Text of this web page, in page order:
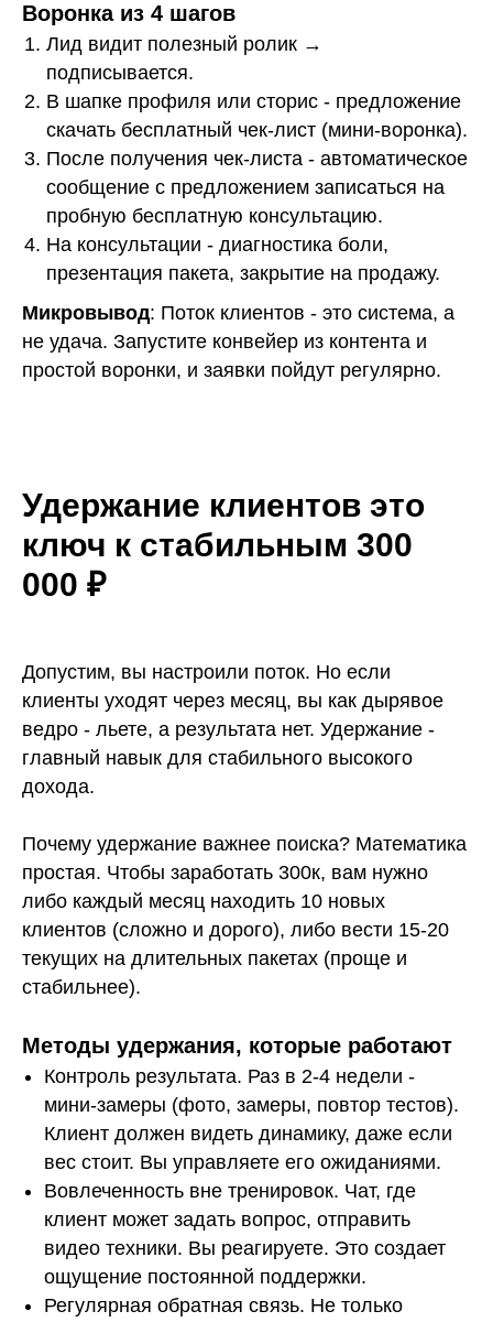
Воронка из 4 шагов
Лид видит полезный ролик →
подписывается.
В шапке профиля или сторис - предложение
скачать бесплатный чек-лист (мини-воронка).
После получения чек-листа - автоматическое
сообщение с предложением записаться на
пробную бесплатную консультацию.
На консультации - диагностика боли,
презентация пакета, закрытие на продажу.
Микровывод: Поток клиентов - это система, а
не удача. Запустите конвейер из контента и
простой воронки, и заявки пойдут регулярно.
Удержание клиентов это
ключ к стабильным 300
000 ₽
Допустим, вы настроили поток. Но если
клиенты уходят через месяц, вы как дырявое
ведро - льете, а результата нет. Удержание -
главный навык для стабильного высокого
дохода.
Почему удержание важнее поиска? Математика
простая. Чтобы заработать 300к, вам нужно
либо каждый месяц находить 10 новых
клиентов (сложно и дорого), либо вести 15-20
текущих на длительных пакетах (проще и
стабильнее).
Методы удержания, которые работают
Контроль результата. Раз в 2-4 недели -
мини-замеры (фото, замеры, повтор тестов).
Клиент должен видеть динамику, даже если
вес стоит. Вы управляете его ожиданиями.
Вовлеченность вне тренировок. Чат, где
клиент может задать вопрос, отправить
видео техники. Вы реагируете. Это создает
ощущение постоянной поддержки.
Регулярная обратная связь. Не только